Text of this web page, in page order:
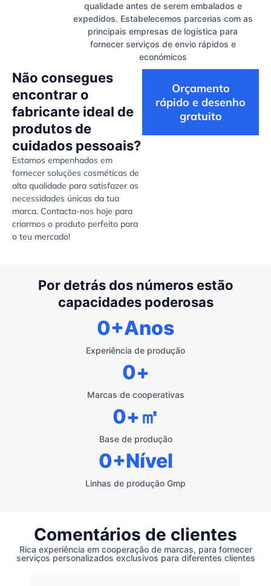
qualidade antes de serem embalados e
expedidos. Estabelecemos parcerias com as
principais empresas de logística para
fornecer serviços de envio rápidos e
económicos
Não consegues
encontrar o
fabricante ideal de
produtos de
cuidados pessoais?
Estamos empenhados em
fornecer soluções cosméticas de
alta qualidade para satisfazer as
necessidades únicas da tua
marca. Contacta-nos hoje para
criarmos o produto perfeito para
o teu mercado!
Orçamento
rápido e desenho
gratuito
Por detrás dos números estão
capacidades poderosas
Experiência de produção
0+Anos
Marcas de cooperativas
0+
Base de produção
0+㎡
Linhas de produção Gmp
0+Nível
Comentários de clientes
Rica experiência em cooperação de marcas, para fornecer
serviços personalizados exclusivos para diferentes clientes